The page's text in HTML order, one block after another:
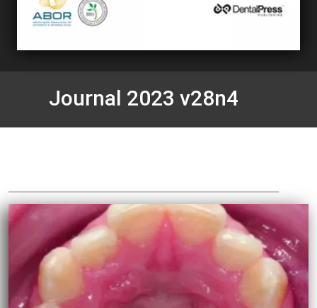
Journal 2023 v28n4